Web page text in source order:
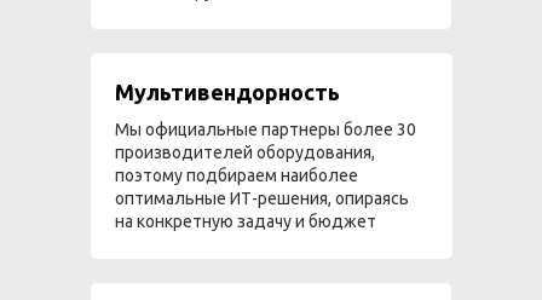
Мультивендорность
Мы официальные партнеры более 30
производителей оборудования,
поэтому подбираем наиболее
оптимальные ИТ-решения, опираясь
на конкретную задачу и бюджет